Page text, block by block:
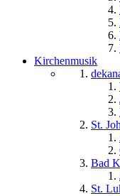
Kirchenmusik
St.
Bad
St.